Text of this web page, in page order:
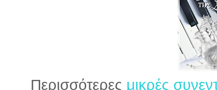
Περισσότερες μικρές